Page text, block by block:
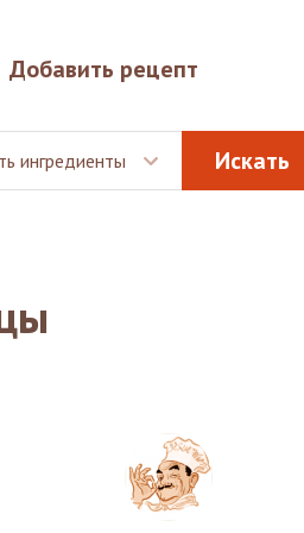
Добавить рецепт
ингредиенты